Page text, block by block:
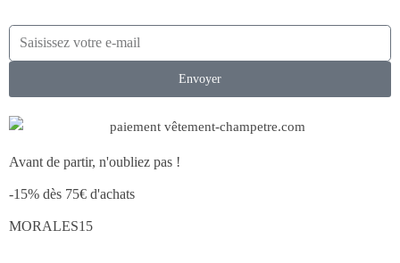
Envoyer
Avant de partir, n'oubliez pas !
-15% dès 75€ d'achats
MORALES15